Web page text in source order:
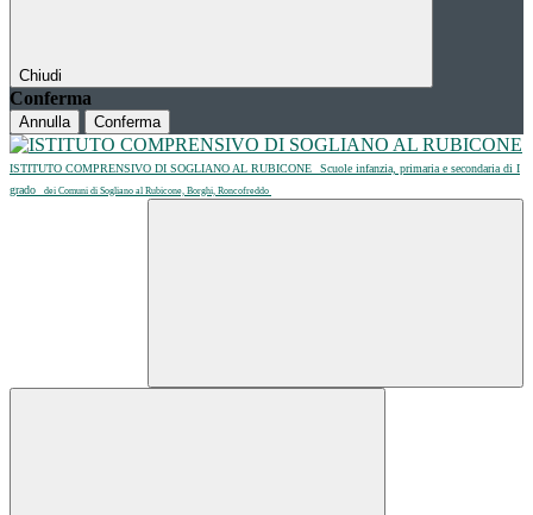
Chiudi
Conferma
Annulla Conferma
ISTITUTO COMPRENSIVO DI SOGLIANO AL RUBICONE
Scuole infanzia, primaria e secondaria di I
grado
dei Comuni di Sogliano al Rubicone, Borghi, Roncofreddo